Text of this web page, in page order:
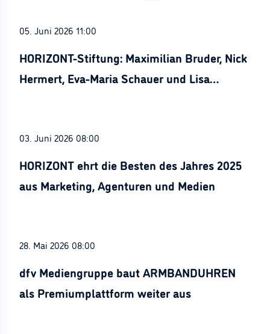
05. Juni 2026 11:00
HORIZONT-Stiftung: Maximilian Bruder, Nick
Hermert, Eva-Maria Schauer und Lisa
03. Juni 2026 08:00
HORIZONT ehrt die Besten des Jahres 2025
aus Marketing, Agenturen und Medien
28. Mai 2026 08:00
dfv Mediengruppe baut ARMBANDUHREN
als Premiumplattform weiter aus